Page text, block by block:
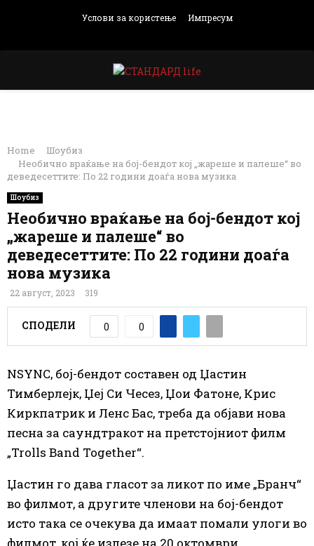
Услови за користење Импресум
PRIMARY
Home
Шоубиз
Необично враќање на бој-бендот кој „жареше и палеше“ во
деведесеттите: По 22 години доаѓа нова музика
Шоубиз
Необично враќање на бој-бендот кој
„жареше и палеше“ во
деведесеттите: По 22 години доаѓа
нова музика
22 август, 2023 319
СПОДЕЛИ 0 0
NSYNC, бој-бендот составен од Џастин
Тимберлејк, Џеј Си Чесез, Џои Фатоне, Крис
Киркпатрик и Ленс Бас, треба да објави нова
песна за саундтракот на претстојниот филм
„Trolls Band Together“.
Џастин го дава гласот за ликот по име „Бранч“
во филмот, а другите членови на бој-бендот
исто така се очекува да имаат помали улоги во
филмот, кој ќе излезе на 20 октомври.